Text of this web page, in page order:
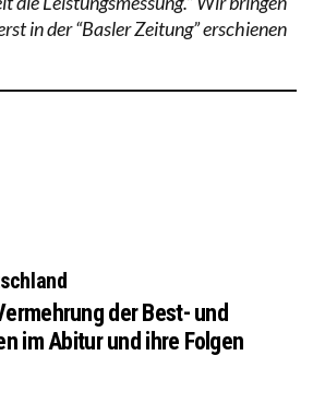
in der “Basler Zeitung” erschienen
der Best- und
im Abitur und ihre Folgen